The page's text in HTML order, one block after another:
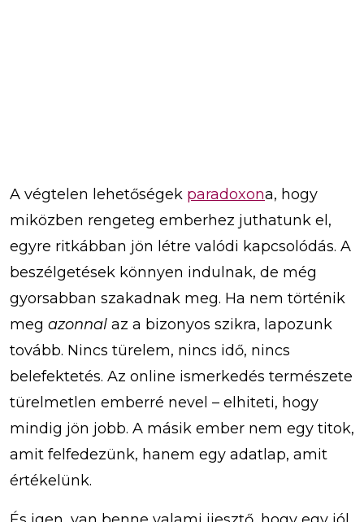
A végtelen lehetőségek paradoxona, hogy
miközben rengeteg emberhez juthatunk el,
egyre ritkábban jön létre valódi kapcsolódás. A
beszélgetések könnyen indulnak, de még
gyorsabban szakadnak meg. Ha nem történik
meg azonnal az a bizonyos szikra, lapozunk
tovább. Nincs türelem, nincs idő, nincs
belefektetés. Az online ismerkedés természete
türelmetlen emberré nevel – elhiteti, hogy
mindig jön jobb. A másik ember nem egy titok,
amit felfedezünk, hanem egy adatlap, amit
értékelünk.